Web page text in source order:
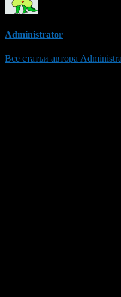
Administrator
Все статьи автора